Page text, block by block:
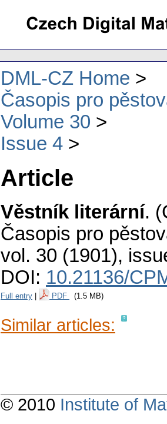
DML-CZ Home
Časopis pro
Volume 30
Issue 4
Article
Věstník literární.
Časopis pro
vol. 30 (1901),
DOI: 10.21136/
Full entry PDF (1.5 MB)
Similar articles:
© 2010 Institute of